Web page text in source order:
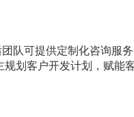
队可提供定制化咨询服
划客户开发计划，赋